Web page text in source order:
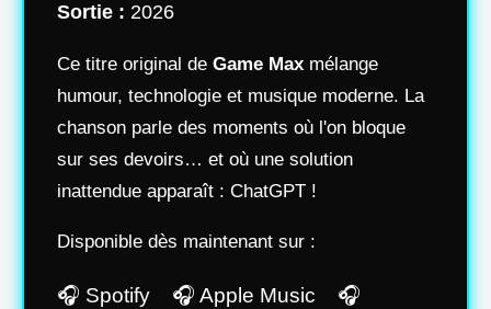
Sortie : 2026
Ce titre original de Game Max mélange
humour, technologie et musique moderne. La
chanson parle des moments où l'on bloque
sur ses devoirs… et où une solution
inattendue apparaît : ChatGPT !
Disponible dès maintenant sur :
🎧 Spotify 🎧 Apple Music 🎧